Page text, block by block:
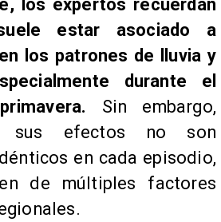
los expertos recuerdan
estar asociado a
los patrones de lluvia y
durante el
Sin embargo,
sus efectos no son
en cada episodio,
de múltiples factores